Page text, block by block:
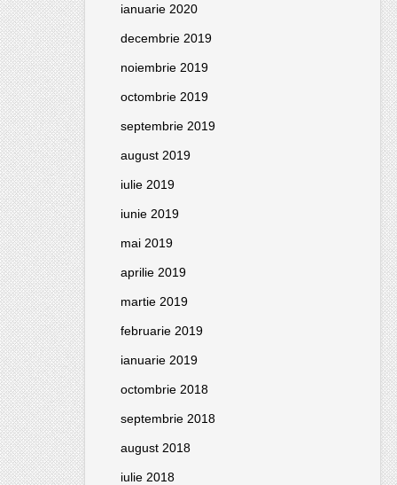
ianuarie 2020
decembrie 2019
noiembrie 2019
octombrie 2019
septembrie 2019
august 2019
iulie 2019
iunie 2019
mai 2019
aprilie 2019
martie 2019
februarie 2019
ianuarie 2019
octombrie 2018
septembrie 2018
august 2018
iulie 2018